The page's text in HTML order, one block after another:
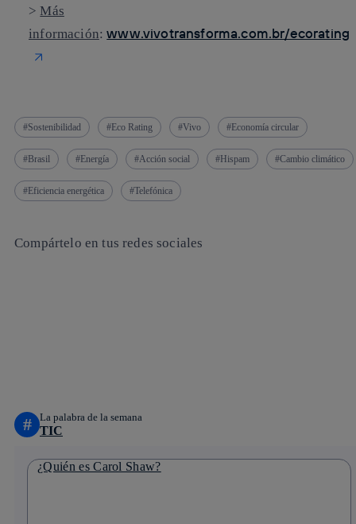
>Más
información:www.vivotransforma.com.br/ecorating
Sostenibilidad Eco Rating Vivo Economía circular
Brasil Energía Acción social Hispam Cambio climático
Eficiencia energética Telefónica
Compártelo en tus redes sociales
# La palabra de la semana
TIC
¿Quién es Carol Shaw?